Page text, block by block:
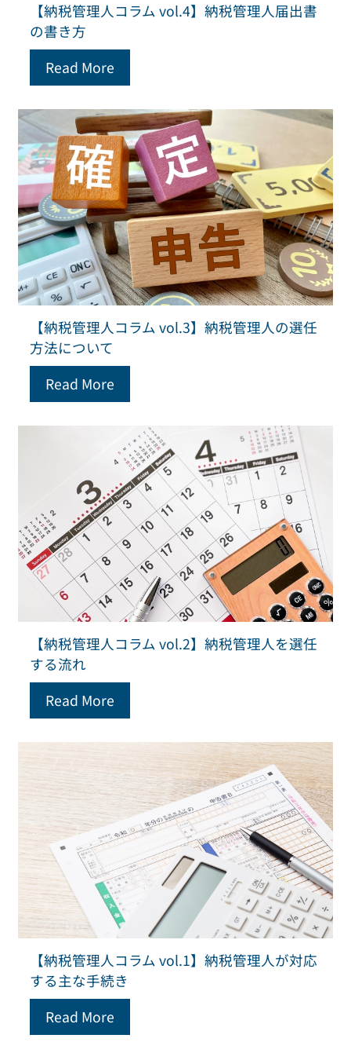
【納税管理人コラム vol.4】納税管理人届出書
の書き方
Read More
【納税管理人コラム vol.3】納税管理人の選任
方法について
Read More
【納税管理人コラム vol.2】納税管理人を選任
する流れ
Read More
【納税管理人コラム vol.1】納税管理人が対応
する主な手続き
Read More